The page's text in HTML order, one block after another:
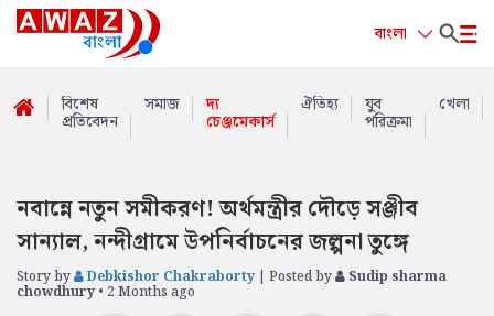
বাংলা
বিশেষ
প্রতিবেদন
সমাজ দ্য
চেঞ্জমেকার্স
ঐতিহ্য যুব
পরিক্রমা
খেলা
নবান্নে নতুন সমীকরণ! অর্থমন্ত্রীর দৌড়ে সঞ্জীব
সান্যাল, নন্দীগ্রামে উপনির্বাচনের জল্পনা তুঙ্গে
Story by Debkishor Chakraborty | Posted by Sudip sharma
chowdhury • 2 Months ago